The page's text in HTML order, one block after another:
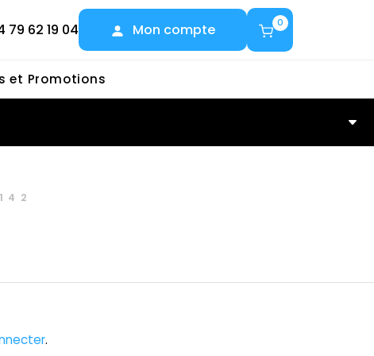
79 62 19 04 Mon compte 0
et Promotions
.